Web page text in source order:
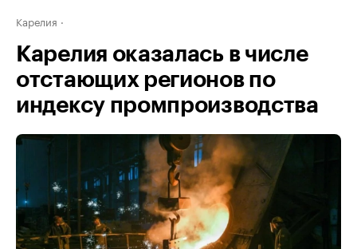
Карелия
Карелия оказалась в числе
отстающих регионов по
индексу промпроизводства